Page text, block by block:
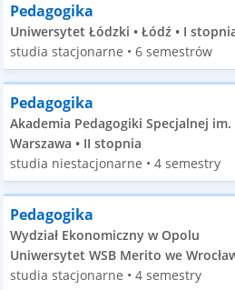
Pedagogika
Uniwersytet Łódzki • Łódź • I
studia stacjonarne • 6 semestrów
Pedagogika
Akademia Pedagogiki Specjalnej
Warszawa • II stopnia
studia niestacjonarne • 4 semestry
Pedagogika
Wydział Ekonomiczny w Opolu
Uniwersytet WSB Merito we
studia stacjonarne • 4 semestry